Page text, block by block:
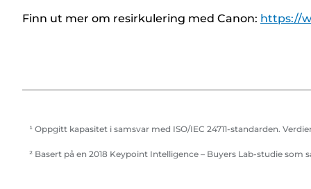
i
Finn ut mer om resirkulering med Canon: https://
¹ Oppgitt kapasitet i samsvar med ISO/IEC 24711-standarden.
² Basert på en 2018 Keypoint Intelligence – Buyers Lab-studie